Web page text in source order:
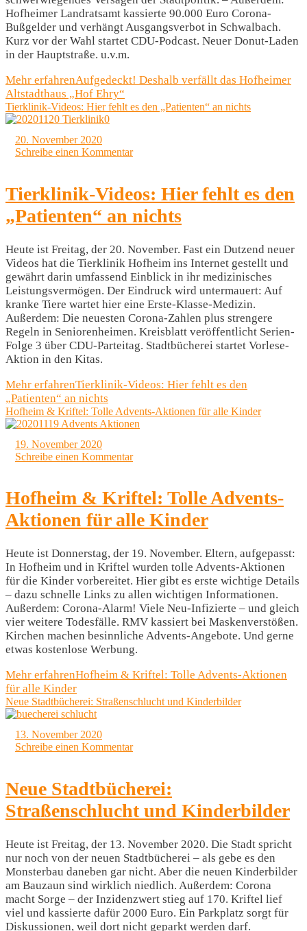
Hofheimer Landratsamt kassierte 90.000 Euro Corona-
Bußgelder und verhängt Ausgangsverbot in Schwalbach.
Kurz vor der Wahl startet CDU-Podcast. Neuer Donut-Laden
in der Hauptstraße. u.v.m.
Mehr erfahrenAufgedeckt! Deshalb verfällt das Hofheimer
Altstadthaus „Hof Ehry“
Tierklinik-Videos: Hier fehlt es den „Patienten“ an nichts
20. November 2020
Schreibe einen Kommentar
Tierklinik-Videos: Hier fehlt es den
„Patienten“ an nichts
Heute ist Freitag, der 20. November. Fast ein Dutzend neuer
Videos hat die Tierklinik Hofheim ins Internet gestellt und
gewährt darin umfassend Einblick in ihr medizinisches
Leistungsvermögen. Der Eindruck wird untermauert: Auf
kranke Tiere wartet hier eine Erste-Klasse-Medizin.
Außerdem: Die neuesten Corona-Zahlen plus strengere
Regeln in Seniorenheimen. Kreisblatt veröffentlicht Serien-
Folge 3 über CDU-Parteitag. Stadtbücherei startet Vorlese-
Aktion in den Kitas.
Mehr erfahrenTierklinik-Videos: Hier fehlt es den
„Patienten“ an nichts
Hofheim & Kriftel: Tolle Advents-Aktionen für alle Kinder
19. November 2020
Schreibe einen Kommentar
Hofheim & Kriftel: Tolle Advents-
Aktionen für alle Kinder
Heute ist Donnerstag, der 19. November. Eltern, aufgepasst:
In Hofheim und in Kriftel wurden tolle Advents-Aktionen
für die Kinder vorbereitet. Hier gibt es erste wichtige Details
– dazu schnelle Links zu allen wichtigen Informationen.
Außerdem: Corona-Alarm! Viele Neu-Infizierte – und gleich
vier weitere Todesfälle. RMV kassiert bei Maskenverstößen.
Kirchen machen besinnliche Advents-Angebote. Und gerne
etwas kostenlose Werbung.
Mehr erfahrenHofheim & Kriftel: Tolle Advents-Aktionen
für alle Kinder
Neue Stadtbücherei: Straßenschlucht und Kinderbilder
13. November 2020
Schreibe einen Kommentar
Neue Stadtbücherei:
Straßenschlucht und Kinderbilder
Heute ist Freitag, der 13. November 2020. Die Stadt spricht
nur noch von der neuen Stadtbücherei – als gebe es den
Monsterbau daneben gar nicht. Aber die neuen Kinderbilder
am Bauzaun sind wirklich niedlich. Außerdem: Corona
macht Sorge – der Inzidenzwert stieg auf 170. Kriftel lief
viel und kassierte dafür 2000 Euro. Ein Parkplatz sorgt für
Diskussionen, weil dort nicht geparkt werden darf.